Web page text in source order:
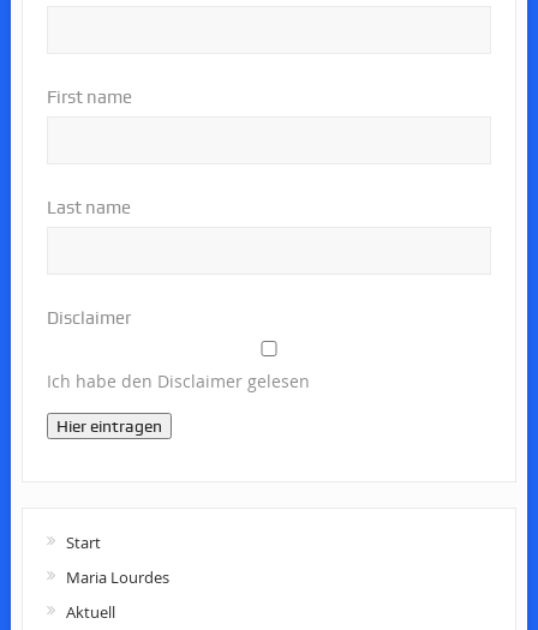
First name
Last name
Disclaimer
Ich habe den Disclaimer gelesen
Hier eintragen
Start
Maria Lourdes
Aktuell